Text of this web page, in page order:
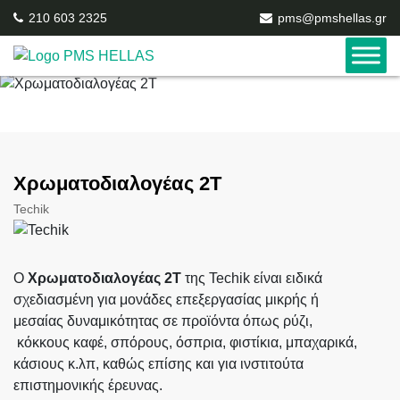
210 603 2325 pms@pmshellas.gr
/Συστήματα ελέγχου
Μηχανήματα Χρωματικής Διαλογής
Χρωματοδιαλογέας 2T
Techik
Ο Χρωματοδιαλογέας 2T της Techik είναι ειδικά
σχεδιασμένη για μονάδες επεξεργασίας μικρής ή
μεσαίας δυναμικότητας σε προϊόντα όπως ρύζι,
κόκκους καφέ, σπόρους, όσπρια, φιστίκια, μπαχαρικά,
κάσιους κ.λπ, καθώς επίσης και για ινστιτούτα
επιστημονικής έρευνας.